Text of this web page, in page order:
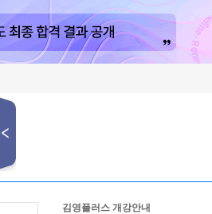
김영플러스 개강안내